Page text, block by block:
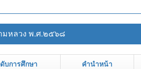
มหลวง พ.ศ.๒๕๖๘
บการศึกษา คำนำหน้า